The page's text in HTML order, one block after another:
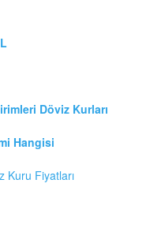
Döviz Kurları
Hangisi
Kuru Fiyatları